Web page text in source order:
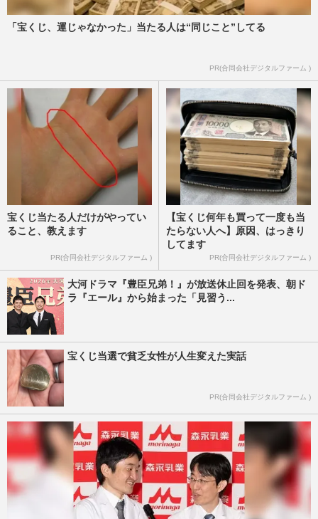
「宝くじ、運じゃなかった」当たる人は“同じこと”してる
PR(合同会社デジタルファーム )
宝くじ当たる人だけがやってい
ること、教えます
PR(合同会社デジタルファーム )
【宝くじ何年も買って一度も当
たらない人へ】原因、はっきり
してます
PR(合同会社デジタルファーム )
大河ドラマ『豊臣兄弟！』が放送休止回を発表、朝ド
ラ『エール』から始まった「見習う...
宝くじ当選で貧乏女性が人生変えた実話
PR(合同会社デジタルファーム )